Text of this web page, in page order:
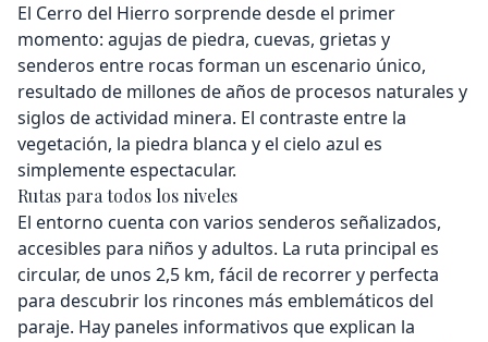
El Cerro del Hierro sorprende desde el primer
momento: agujas de piedra, cuevas, grietas y
senderos entre rocas forman un escenario único,
resultado de millones de años de procesos naturales y
siglos de actividad minera. El contraste entre la
vegetación, la piedra blanca y el cielo azul es
simplemente espectacular.
Rutas para todos los niveles
El entorno cuenta con varios senderos señalizados,
accesibles para niños y adultos. La ruta principal es
circular, de unos 2,5 km, fácil de recorrer y perfecta
para descubrir los rincones más emblemáticos del
paraje. Hay paneles informativos que explican la